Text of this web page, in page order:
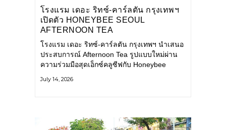
โรงแรม เดอะ ริทซ์-คาร์ลตัน กรุงเทพฯ
เปิดตัว HONEYBEE SEOUL
AFTERNOON TEA
COLLABORATION ณ คาเลโอ
(CALEŌ) ชวนสัมผัสเสน่ห์ของขนม
หวานร่วมสมัยจากกรุงโซล
โรงแรม เดอะ ริทซ์-คาร์ลตัน กรุงเทพฯ นำเสนอ
ประสบการณ์ Afternoon Tea รูปแบบใหม่ผ่าน
ความร่วมมือสุดเอ็กซ์คลูซีฟกับ Honeybee
ดังจากกรุงโซล นำโดยเชฟอึนจอง
July 14, 2026